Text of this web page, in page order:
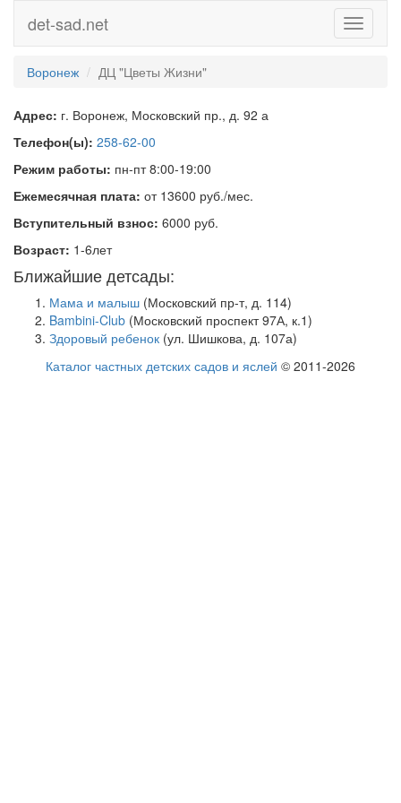
Toggle
det-sad.net
Воронеж ДЦ "Цветы Жизни"
Адрес: г. Воронеж, Московский пр., д. 92 а
Телефон(ы): 258-62-00
Режим работы: пн-пт 8:00-19:00
Ежемесячная плата: от 13600 руб./мес.
Вступительный взнос: 6000 руб.
Возраст: 1-6лет
Ближайшие детсады:
Мама и малыш (Московский пр-т, д. 114)
Bambini-Club (Московский проспект 97А, к.1)
Здоровый ребенок (ул. Шишкова, д. 107а)
Каталог частных детских садов и яслей © 2011-2026